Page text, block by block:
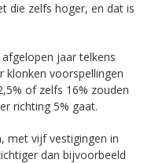
die zelfs hoger, en dat is
jaar telkens
klonken voorspellingen
of zelfs 16% zouden
richting 5% gaat.
met vijf vestigingen in
dan bijvoorbeeld